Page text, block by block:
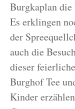
Burgkaplan die
Es erklingen
der
auch die
dieser
Burghof Tee
Kinder